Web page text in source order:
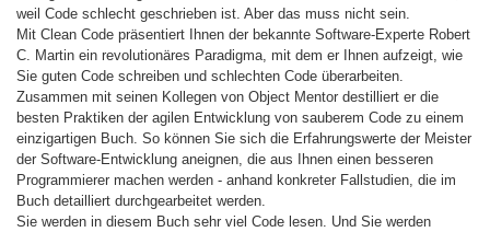
weil Code schlecht geschrieben ist. Aber das muss nicht sein.
Mit Clean Code präsentiert Ihnen der bekannte Software-Experte Robert
C. Martin ein revolutionäres Paradigma, mit dem er Ihnen aufzeigt, wie
Sie guten Code schreiben und schlechten Code überarbeiten.
Zusammen mit seinen Kollegen von Object Mentor destilliert er die
besten Praktiken der agilen Entwicklung von sauberem Code zu einem
einzigartigen Buch. So können Sie sich die Erfahrungswerte der Meister
der Software-Entwicklung aneignen, die aus Ihnen einen besseren
Programmierer machen werden - anhand konkreter Fallstudien, die im
Buch detailliert durchgearbeitet werden.
Sie werden in diesem Buch sehr viel Code lesen. Und Sie werden